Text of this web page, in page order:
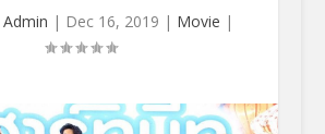
Admin | Dec 16, 2019 | Movie |